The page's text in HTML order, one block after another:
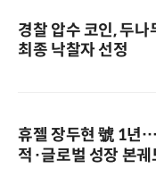
경찰 압수 코인, 두
최종 낙찰자 선정
휴젤 장두현 號 1년
적·글로벌 성장 본궤